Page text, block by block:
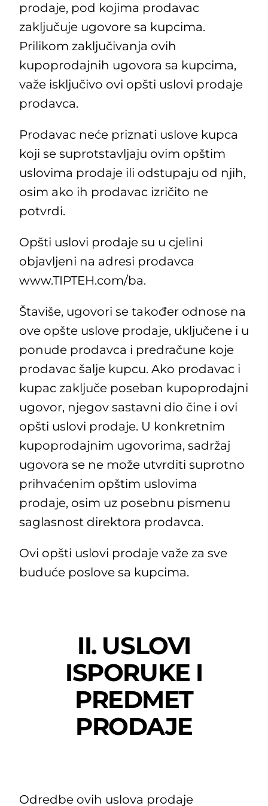
prodaje, pod kojima prodavac
zaključuje ugovore sa kupcima.
Prilikom zaključivanja ovih
kupoprodajnih ugovora sa kupcima,
važe isključivo ovi opšti uslovi prodaje
prodavca.
Prodavac neće priznati uslove kupca
koji se suprotstavljaju ovim opštim
uslovima prodaje ili odstupaju od njih,
osim ako ih prodavac izričito ne
potvrdi.
Opšti uslovi prodaje su u cjelini
objavljeni na adresi prodavca
www.TIPTEH.com/ba.
Štaviše, ugovori se također odnose na
ove opšte uslove prodaje, uključene i u
ponude prodavca i predračune koje
prodavac šalje kupcu. Ako prodavac i
kupac zaključe poseban kupoprodajni
ugovor, njegov sastavni dio čine i ovi
opšti uslovi prodaje. U konkretnim
kupoprodajnim ugovorima, sadržaj
ugovora se ne može utvrditi suprotno
prihvaćenim opštim uslovima
prodaje, osim uz posebnu pismenu
saglasnost direktora prodavca.
Ovi opšti uslovi prodaje važe za sve
buduće poslove sa kupcima.
II. USLOVI
ISPORUKE I
PREDMET
PRODAJE
Odredbe ovih uslova prodaje